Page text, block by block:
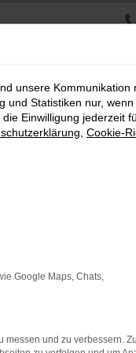
in einem anderen
unsere Kommunikation
und Statistiken nur,
Einwilligung jederzeit
Cookie-
Google Maps, Chats,
und zu verbessern.